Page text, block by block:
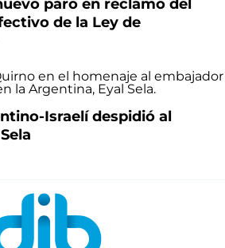
paro en reclamo del
de la Ley de
Israelí despidió al